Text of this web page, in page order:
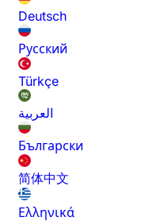
Deutsch
Русский
Türkçe
العربية
Български
简体中文
Ελληνικά